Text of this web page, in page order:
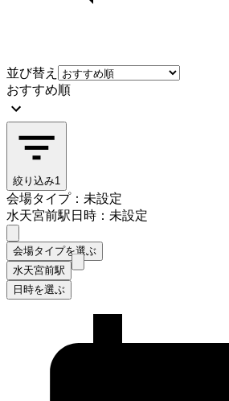
並び替え
おすすめ順
絞り込み1
会場タイプ：未設定
水天宮前駅日時：未設定
会場タイプを選ぶ
水天宮前駅
日時を選ぶ